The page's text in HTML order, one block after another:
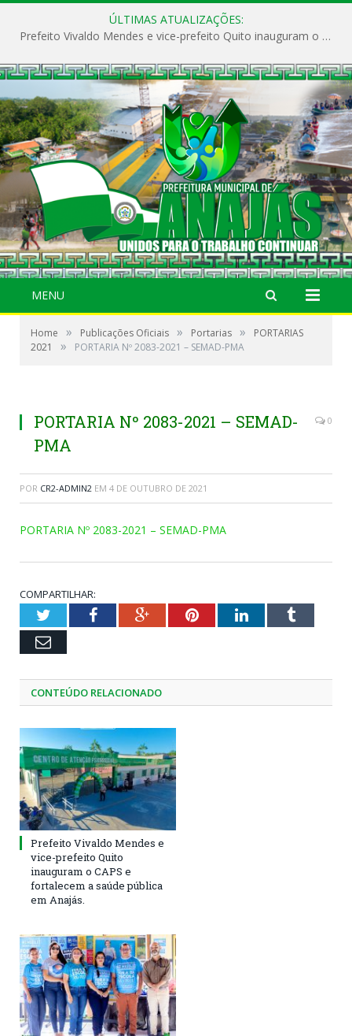
ÚLTIMAS ATUALIZAÇÕES:
Prefeito Vivaldo Mendes e vice-prefeito Quito inauguram o CAPS e fortalecem a saúde pública em Anajás.
MENU
Home » Publicações Oficiais » Portarias »
PORTARIAS
2021
» PORTARIA Nº 2083-2021 – SEMAD-PMA
PORTARIA Nº 2083-2021 – SEMAD-
PMA
0
POR CR2-ADMIN2 EM 4 DE OUTUBRO DE 2021
PORTARIA Nº 2083-2021 – SEMAD-PMA
COMPARTILHAR:
TwitterFacebookGoogle+PinterestLinkedInTumblr
Email
CONTEÚDO RELACIONADO
Prefeito Vivaldo Mendes e
vice-prefeito Quito
inauguram o CAPS e
fortalecem a saúde pública
em Anajás.